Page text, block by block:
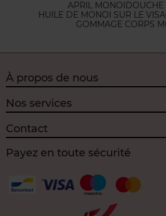
APRIL MONOI
HUILE DE MONOI SUR LE
GOMMAGE CORPS
À propos de nous
Nos services
Contact
Payez en toute sécurité